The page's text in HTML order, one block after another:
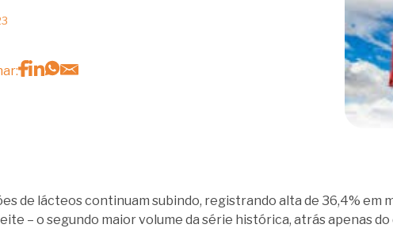
de lácteos continuam subindo, registrando alta de 36,4% em
– o segundo maior volume da série histórica, atrás apenas do